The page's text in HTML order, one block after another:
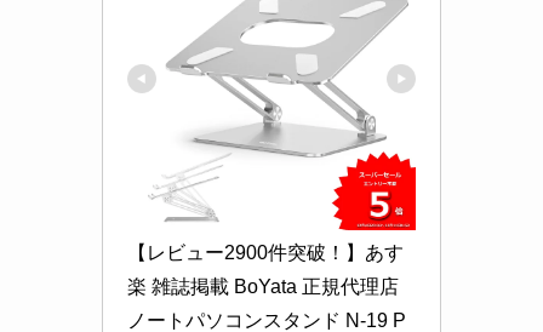
【レビュー2900件突破！】あす
楽 雑誌掲載 BoYata 正規代理店
ノートパソコンスタンド N-19 P